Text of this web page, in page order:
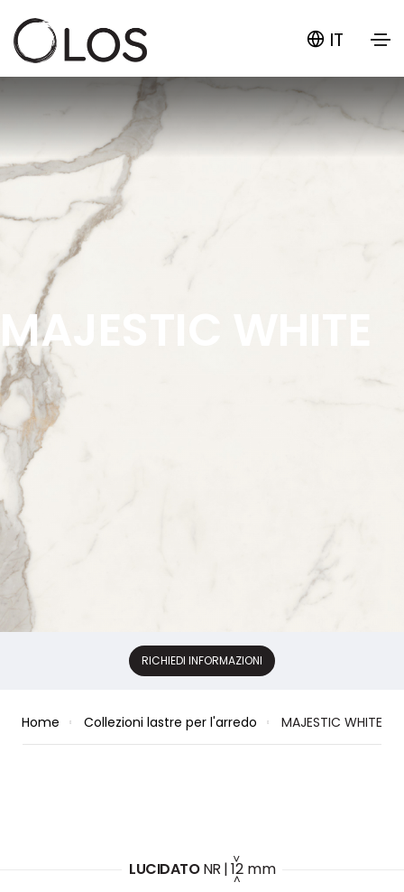
IT
MAJESTIC WHITE
RICHIEDI INFORMAZIONI
Home Collezioni lastre per l'arredo MAJESTIC WHITE
LUCIDATO NR |12 mm